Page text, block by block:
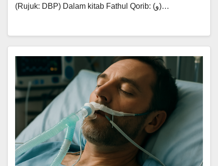
(Rujuk: DBP) Dalam kitab Fathul Qorib: (و)…